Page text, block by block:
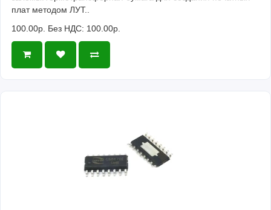
плат методом ЛУТ..
100.00р. Без НДС: 100.00р.